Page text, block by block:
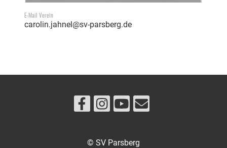
E-Mail Verein
carolin.jahnel@sv-parsberg.de
© SV Parsberg